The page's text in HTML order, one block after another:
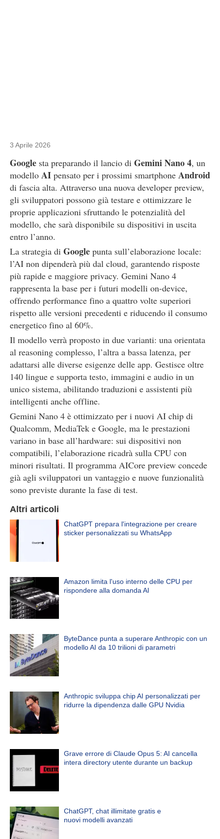
3 Aprile 2026
Google sta preparando il lancio di Gemini Nano 4, un
modello AI pensato per i prossimi smartphone Android
di fascia alta. Attraverso una nuova developer preview,
gli sviluppatori possono già testare e ottimizzare le
proprie applicazioni sfruttando le potenzialità del
modello, che sarà disponibile su dispositivi in uscita
entro l’anno.
La strategia di Google punta sull’elaborazione locale:
l’AI non dipenderà più dal cloud, garantendo risposte
più rapide e maggiore privacy. Gemini Nano 4
rappresenta la base per i futuri modelli on-device,
offrendo performance fino a quattro volte superiori
rispetto alle versioni precedenti e riducendo il consumo
energetico fino al 60%.
Il modello verrà proposto in due varianti: una orientata
al reasoning complesso, l’altra a bassa latenza, per
adattarsi alle diverse esigenze delle app. Gestisce oltre
140 lingue e supporta testo, immagini e audio in un
unico sistema, abilitando traduzioni e assistenti più
intelligenti anche offline.
Gemini Nano 4 è ottimizzato per i nuovi AI chip di
Qualcomm, MediaTek e Google, ma le prestazioni
variano in base all’hardware: sui dispositivi non
compatibili, l’elaborazione ricadrà sulla CPU con
minori risultati. Il programma AICore preview concede
già agli sviluppatori un vantaggio e nuove funzionalità
sono previste durante la fase di test.
Altri articoli
ChatGPT prepara l'integrazione per creare
sticker personalizzati su WhatsApp
Amazon limita l'uso interno delle CPU per
rispondere alla domanda AI
ByteDance punta a superare Anthropic con un
modello AI da 10 trilioni di parametri
Anthropic sviluppa chip AI personalizzati per
ridurre la dipendenza dalle GPU Nvidia
Grave errore di Claude Opus 5: AI cancella
intera directory utente durante un backup
ChatGPT, chat illimitate gratis e
nuovi modelli avanzati